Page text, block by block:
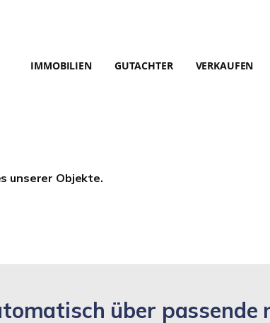
IMMOBILIEN GUTACHTER VERKAUFEN
unserer Objekte.
über passende